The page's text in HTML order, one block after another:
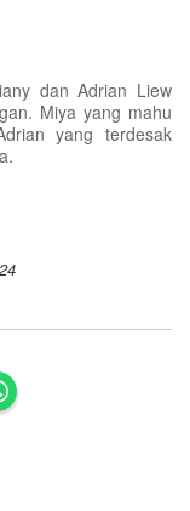
dan Adrian Liew
Miya yang mahu
yang terdesak